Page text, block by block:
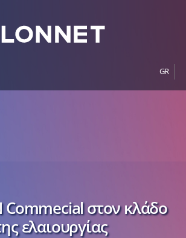
GR
Commecial στον κλάδο
ελαιουργίας